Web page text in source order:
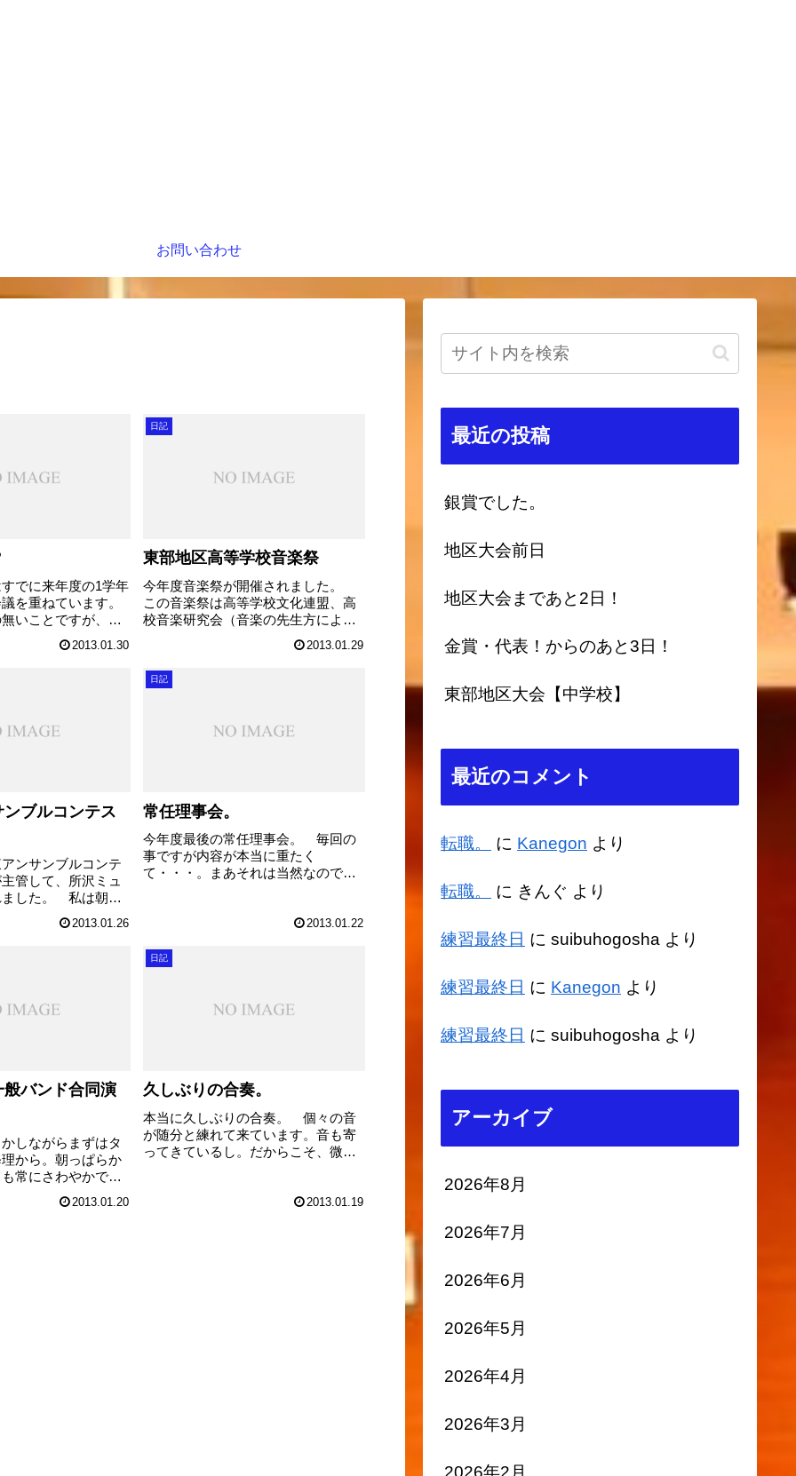
お問い合わせ
でに来年度の1学年
を重ねています。
いことですが、こ
進むのは良いと思
会議では修学旅行
2013.01.30
日記
東部地区高等学校音楽祭
今年度音楽祭が開催されました。
この音楽祭は高等学校文化連盟、高
校音楽研究会（音楽の先生方による
研究会）の共催による行事です。吹
奏楽、器楽、合唱の部活動、そして
クラス参加の合唱、器楽合奏が発表
します。さらに東部支部だけです
2013.01.29
ブルコンテス
ンサンブルコンテ
管して、所沢ミュ
ました。 私は朝の
冷蔵庫の中のよ
子息、ご息女の演
2013.01.26
日記
常任理事会。
今年度最後の常任理事会。 毎回の
事ですが内容が本当に重たく
て・・・。まあそれは当然なのです
関東アンサンブルコンテストもあ
もてんてこ舞いの様子でし...
2013.01.22
バンド合同演
しながらまずはタ
から。朝っぱらか
常にさわやかで丁
素晴らしいトヨタ
徹底されている理
2013.01.20
日記
久しぶりの合奏。
本当に久しぶりの合奏。 個々の音
が随分と練れて来ています。音も寄
ってきているし。だからこそ、微妙
の積み重ねが着実に成果として見え
2013.01.19
最近の投稿
銀賞でした。
地区大会前日
地区大会まであと2日！
金賞・代表！からのあと3日！
東部地区大会【中学校】
最近のコメント
転職。 に Kanegon より
転職。 に きんぐ より
練習最終日 に suibuhogosha より
練習最終日 に Kanegon より
練習最終日 に suibuhogosha より
アーカイブ
2026年8月
2026年7月
2026年6月
2026年5月
2026年4月
2026年3月